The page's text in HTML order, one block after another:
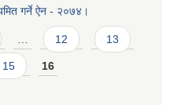
गर्ने ऐन - २०७४।
12 13
15 16